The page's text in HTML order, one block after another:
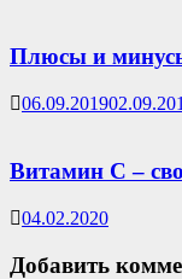
Плюсы и
06.09.2019
Витамин С –
04.02.2020
Добавить